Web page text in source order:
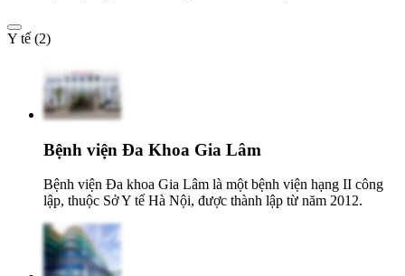
Y tế (2)
Bệnh viện Đa Khoa Gia Lâm
Bệnh viện Đa khoa Gia Lâm là một bệnh viện hạng II công
lập, thuộc Sở Y tế Hà Nội, được thành lập từ năm 2012.